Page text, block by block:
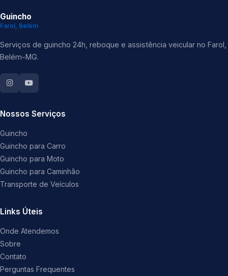
Guincho
Farol, Belém
Serviços de guincho 24h, reboque e assistência veicular no Farol,
Belém-MG.
Nossos Serviços
Guincho
Guincho para Carro
Guincho para Moto
Guincho para Caminhão
Transporte de Veículos
Links Úteis
Onde Atendemos
Sobre
Contato
Perguntas Frequentes